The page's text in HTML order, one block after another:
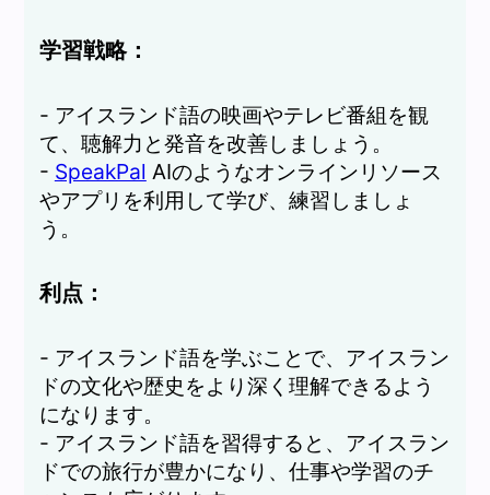
学習戦略：
- アイスランド語の映画やテレビ番組を観
て、聴解力と発音を改善しましょう。
- SpeakPal AIのようなオンラインリソース
やアプリを利用して学び、練習しましょ
う。
利点：
- アイスランド語を学ぶことで、アイスラン
ドの文化や歴史をより深く理解できるよう
になります。
- アイスランド語を習得すると、アイスラン
ドでの旅行が豊かになり、仕事や学習のチ